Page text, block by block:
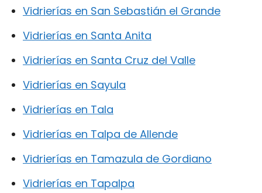
Vidrierías en San Sebastián el Grande
Vidrierías en Santa Anita
Vidrierías en Santa Cruz del Valle
Vidrierías en Sayula
Vidrierías en Tala
Vidrierías en Talpa de Allende
Vidrierías en Tamazula de Gordiano
Vidrierías en Tapalpa